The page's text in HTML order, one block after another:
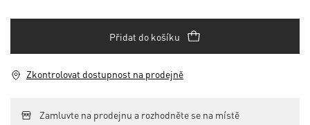
Přidat do košíku
Zkontrolovat dostupnost na prodejně
Zamluvte na prodejnu a rozhodněte se na místě